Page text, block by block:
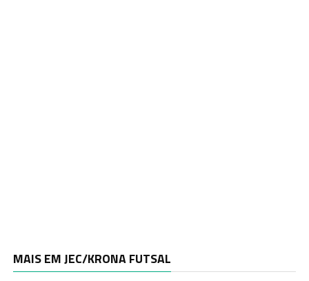
MAIS EM JEC/KRONA FUTSAL